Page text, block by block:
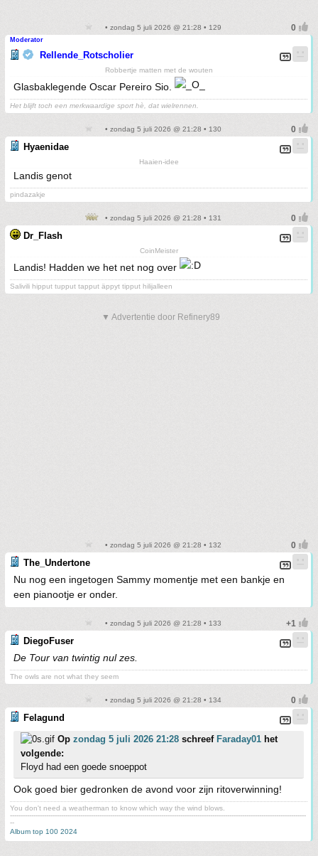
• zondag 5 juli 2026 @ 21:28 • 129
Moderator
Rellende_Rotscholier
Robbertje matten met de wouten
Glasbaklegende Oscar Pereiro Sio.
Het blijft toch een merkwaardige sport hè, dat wielrennen.
• zondag 5 juli 2026 @ 21:28 • 130
Hyaenidae
Haaien-idee
Landis genot
pindazakje
• zondag 5 juli 2026 @ 21:28 • 131
Dr_Flash
CoinMeister
Landis! Hadden we het net nog over
Salivili hipput tupput tapput äppyt tipput hilijalleen
▼ Advertentie door Refinery89
• zondag 5 juli 2026 @ 21:28 • 132
The_Undertone
Nu nog een ingetogen Sammy momentje met een bankje en
een pianootje er onder.
• zondag 5 juli 2026 @ 21:28 • 133
DiegoFuser
De Tour van twintig nul zes.
The owls are not what they seem
• zondag 5 juli 2026 @ 21:28 • 134
Felagund
Op zondag 5 juli 2026 21:28 schreef Faraday01 het
volgende:
Floyd had een goede snoeppot
Ook goed bier gedronken de avond voor zijn ritoverwinning!
You don't need a weatherman to know which way the wind blows.
-------------------------------------------------------------------------------------------------------------------------------------------
--
Album top 100 2024